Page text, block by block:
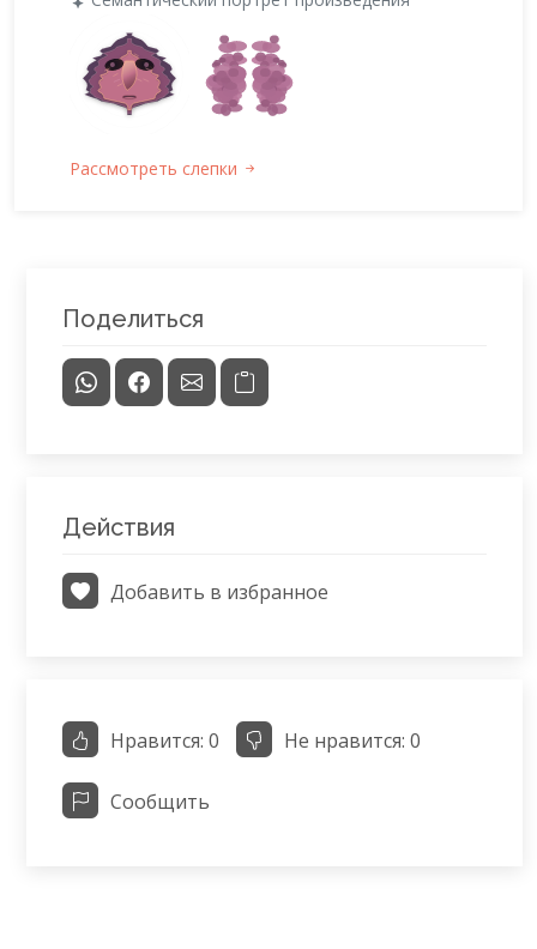
Рассмотреть слепки
Поделиться
Действия
Добавить в избранное
Нравится: 0 Не нравится: 0
Сообщить